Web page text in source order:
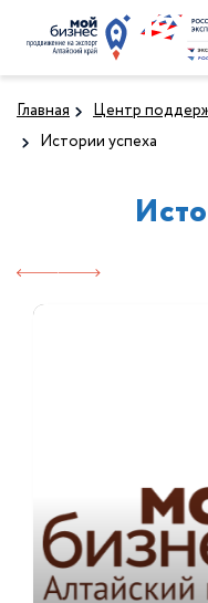
Главная
Центр
Истории успеха